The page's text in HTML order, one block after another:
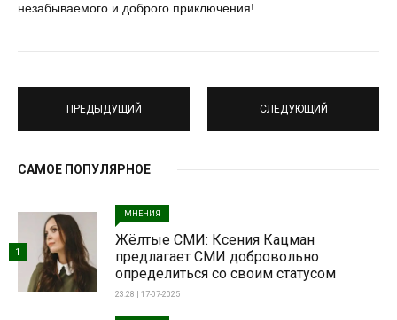
незабываемого и доброго приключения!
ПРЕДЫДУЩИЙ СЛЕДУЮЩИЙ
САМОЕ ПОПУЛЯРНОЕ
МНЕНИЯ
Жёлтые СМИ: Ксения Кацман
предлагает СМИ добровольно
определиться со своим статусом
23:28 | 17-07-2025
1